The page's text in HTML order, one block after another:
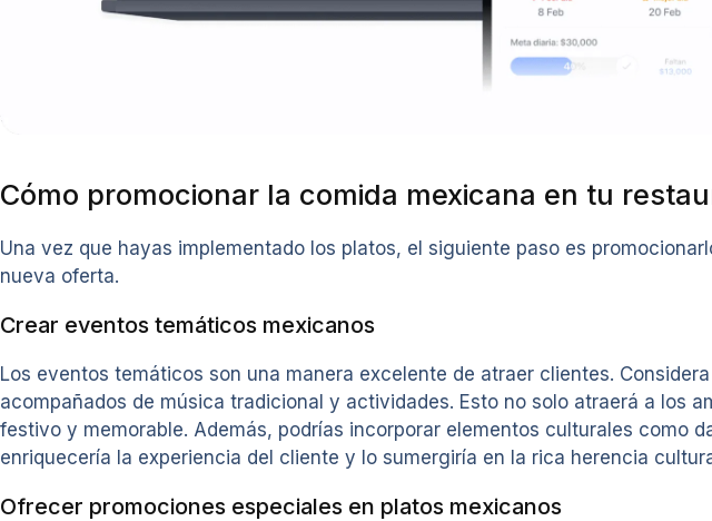
Cómo promocionar la comida mexicana en tu
Una vez que hayas implementado los platos, el siguiente paso es
nueva oferta.
Crear eventos temáticos mexicanos
Los eventos temáticos son una manera excelente de atraer clientes.
acompañados de música tradicional y actividades. Esto no solo atraerá a los
festivo y memorable. Además, podrías incorporar elementos culturales como
enriquecería la experiencia del cliente y lo sumergiría en la rica herencia
Ofrecer promociones especiales en platos mexicanos